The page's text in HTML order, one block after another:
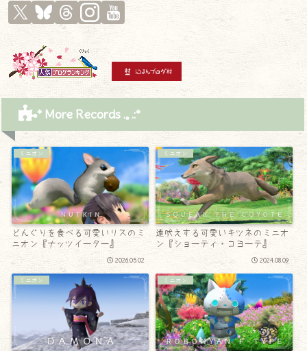
* More Records .｡.:*
ミニオン
どんぐりを食べる可愛いリスのミ
ニオン『ナッツイーター』
2026.05.02
ミニオン
遠吠えする可愛いキツネのミニオ
ン『ショーティ・コヨーテ』
2024.08.09
ミニオン ミニオン